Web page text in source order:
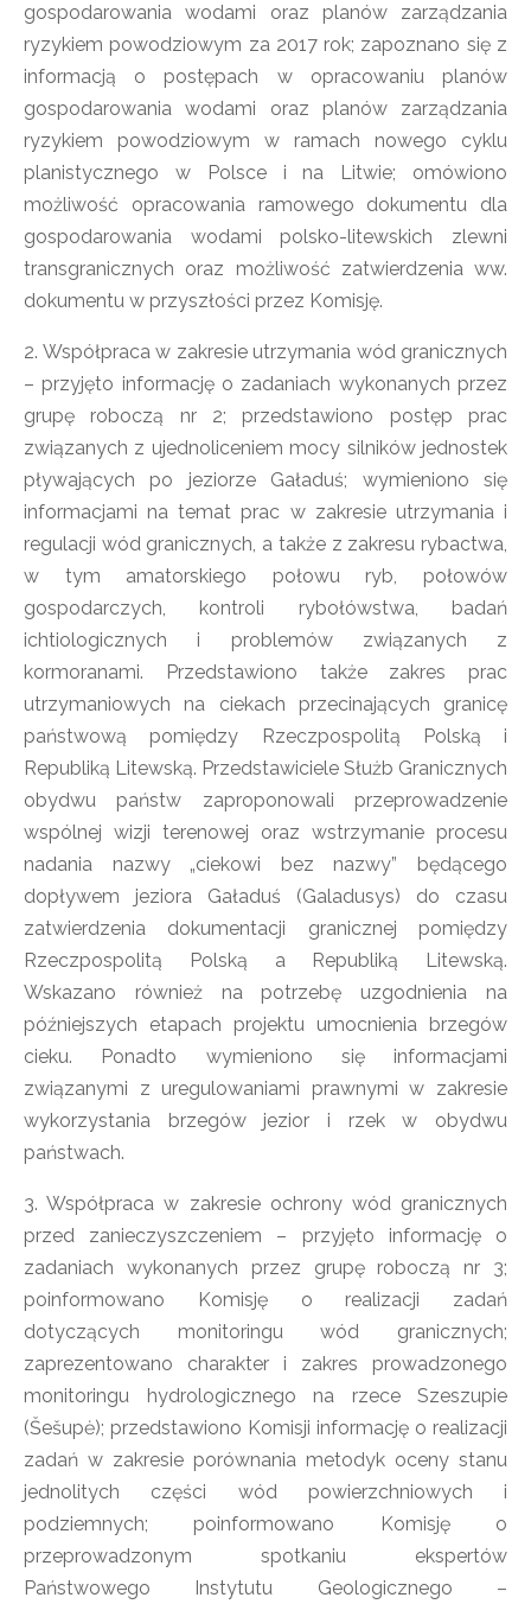
gospodarowania wodami oraz planów zarządzania
ryzykiem powodziowym za 2017 rok; zapoznano się z
informacją o postępach w opracowaniu planów
gospodarowania wodami oraz planów zarządzania
ryzykiem powodziowym w ramach nowego cyklu
planistycznego w Polsce i na Litwie; omówiono
możliwość opracowania ramowego dokumentu dla
gospodarowania wodami polsko-litewskich zlewni
transgranicznych oraz możliwość zatwierdzenia ww.
dokumentu w przyszłości przez Komisję.
2. Współpraca w zakresie utrzymania wód granicznych
– przyjęto informację o zadaniach wykonanych przez
grupę roboczą nr 2; przedstawiono postęp prac
związanych z ujednoliceniem mocy silników jednostek
pływających po jeziorze Gaładuś; wymieniono się
informacjami na temat prac w zakresie utrzymania i
regulacji wód granicznych, a także z zakresu rybactwa,
w tym amatorskiego połowu ryb, połowów
gospodarczych, kontroli rybołówstwa, badań
ichtiologicznych i problemów związanych z
kormoranami. Przedstawiono także zakres prac
utrzymaniowych na ciekach przecinających granicę
państwową pomiędzy Rzeczpospolitą Polską i
Republiką Litewską. Przedstawiciele Służb Granicznych
obydwu państw zaproponowali przeprowadzenie
wspólnej wizji terenowej oraz wstrzymanie procesu
nadania nazwy „ciekowi bez nazwy” będącego
dopływem jeziora Gaładuś (Galadusys) do czasu
zatwierdzenia dokumentacji granicznej pomiędzy
Rzeczpospolitą Polską a Republiką Litewską.
Wskazano również na potrzebę uzgodnienia na
późniejszych etapach projektu umocnienia brzegów
cieku. Ponadto wymieniono się informacjami
związanymi z uregulowaniami prawnymi w zakresie
wykorzystania brzegów jezior i rzek w obydwu
państwach.
3. Współpraca w zakresie ochrony wód granicznych
przed zanieczyszczeniem – przyjęto informację o
zadaniach wykonanych przez grupę roboczą nr 3;
poinformowano Komisję o realizacji zadań
dotyczących monitoringu wód granicznych;
zaprezentowano charakter i zakres prowadzonego
monitoringu hydrologicznego na rzece Szeszupie
(Šešupė); przedstawiono Komisji informację o realizacji
zadań w zakresie porównania metodyk oceny stanu
jednolitych części wód powierzchniowych i
podziemnych; poinformowano Komisję o
przeprowadzonym spotkaniu ekspertów
Państwowego Instytutu Geologicznego –